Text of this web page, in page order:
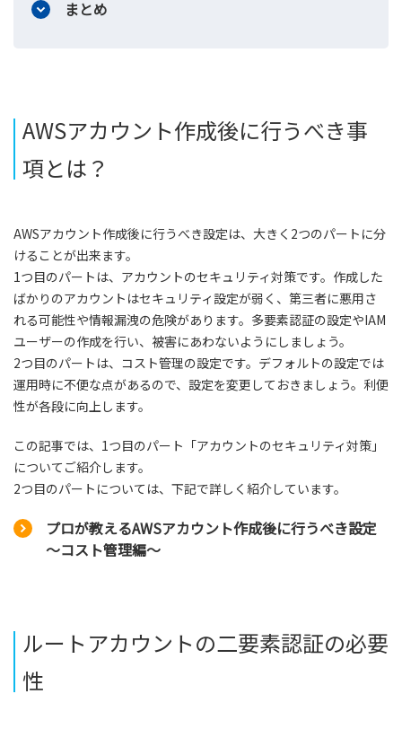
まとめ
AWSアカウント作成後に行うべき事
項とは？
AWSアカウント作成後に行うべき設定は、大きく2つのパートに分
けることが出来ます。
1つ目のパートは、アカウントのセキュリティ対策です。作成した
ばかりのアカウントはセキュリティ設定が弱く、第三者に悪用さ
れる可能性や情報漏洩の危険があります。多要素認証の設定やIAM
ユーザーの作成を行い、被害にあわないようにしましょう。
2つ目のパートは、コスト管理の設定です。デフォルトの設定では
運用時に不便な点があるので、設定を変更しておきましょう。利便
性が各段に向上します。
この記事では、1つ目のパート「アカウントのセキュリティ対策」
についてご紹介します。
2つ目のパートについては、下記で詳しく紹介しています。
プロが教えるAWSアカウント作成後に行うべき設定
～コスト管理編～
ルートアカウントの二要素認証の必要
性